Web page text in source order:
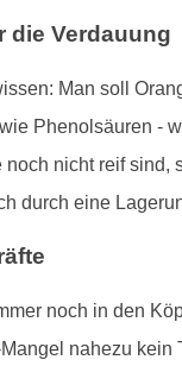
die Verdauung
Man soll
Phenolsäuren -
nicht reif sind,
durch eine
noch in den
nahezu kein